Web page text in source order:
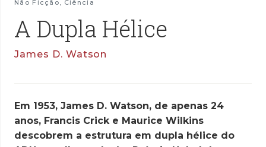
Não Ficção, Ciência
A Dupla Hélice
James D. Watson
Em 1953, James D. Watson, de apenas 24
anos, Francis Crick e Maurice Wilkins
descobrem a estrutura em dupla hélice do